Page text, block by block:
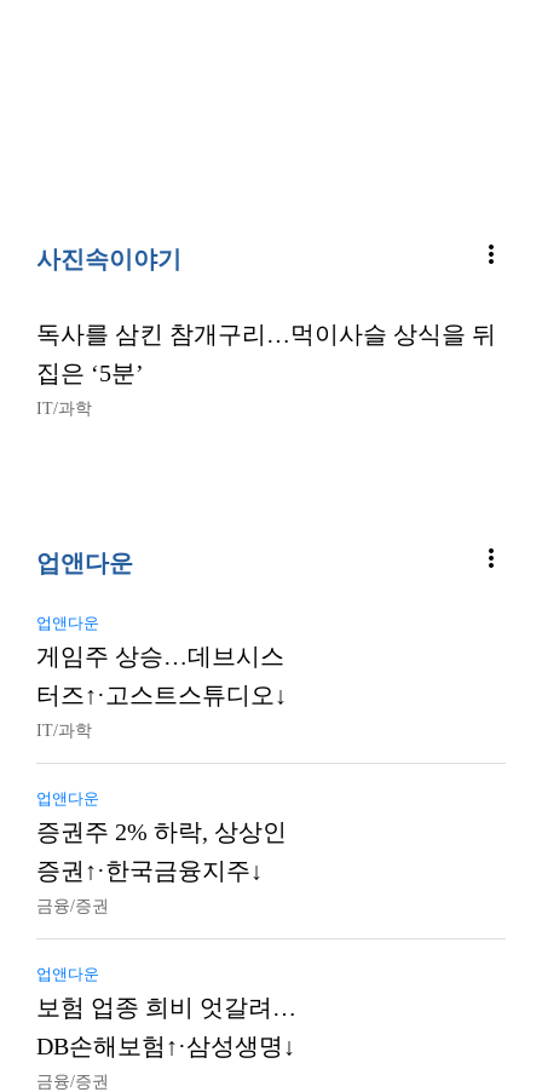
사진속이야기 more_vert
독사를 삼킨 참개구리…먹이사슬 상식을 뒤
집은 ‘5분’
IT/과학
업앤다운 more_vert
업앤다운
게임주 상승…데브시스
터즈↑·고스트스튜디오↓
IT/과학
업앤다운
증권주 2% 하락, 상상인
증권↑·한국금융지주↓
금융/증권
업앤다운
보험 업종 희비 엇갈려…
DB손해보험↑·삼성생명↓
금융/증권